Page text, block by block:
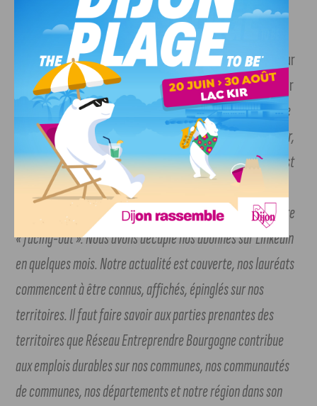
Le sourire dans la voix, Jean-Phillipe Guyot en disait long sur
le bilan de cette belle année 2022, signe de bon augure pour
2023 : «Notre rêve est que tout repreneur, tout créateur de
l’Yonne, de la Nièvre, de la Saône-et-Loire et de la Côte-d’Or,
connaissent Réseau et viennent s’y faire accompagner. Il est
bien évident que ces mots renvoient à notre marque, à son
image, à notre notoriété. Aussi nous devons poursuivre notre
« facing-out ». Nous avons décuplé nos abonnés sur LinkedIn
en quelques mois. Notre actualité est couverte, nos lauréats
commencent à être connus, affichés, épinglés sur nos
territoires. Il faut faire savoir aux parties prenantes des
territoires que Réseau Entreprendre Bourgogne contribue
aux emplois durables sur nos communes, nos communautés
de communes, nos départements et notre région dans son